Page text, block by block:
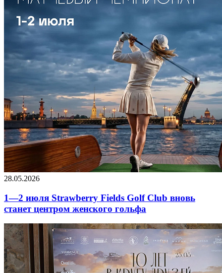
28.05.2026
1—2 июля Strawberry Fields Golf Club вновь
станет центром женского гольфа